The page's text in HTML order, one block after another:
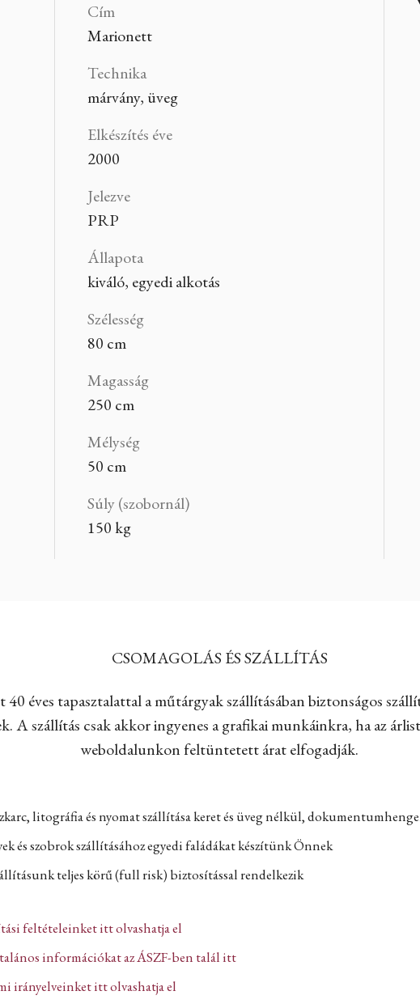
Cím
Marionett
Technika
márvány, üveg
Elkészítés éve
2000
Jelezve
PRP
Állapota
kiváló, egyedi alkotás
Szélesség
80 cm
Magasság
250 cm
Mélység
50 cm
Súly (szobornál)
150 kg
CSOMAGOLÁS ÉS SZÁLLÍTÁS
éves tapasztalattal a műtárgyak szállításában biztonságos
A szállítás csak akkor ingyenes a grafikai munkáinkra, ha az
weboldalunkon feltüntetett árat elfogadják.
litográfia és nyomat szállítása keret és üveg nélkül,
és szobrok szállításához egyedi faládákat készítünk Önnek
teljes körű (full risk) biztosítással rendelkezik
feltételeinket itt olvashatja el
információkat az ÁSZF-ben talál itt
irányelveinket itt olvashatja el